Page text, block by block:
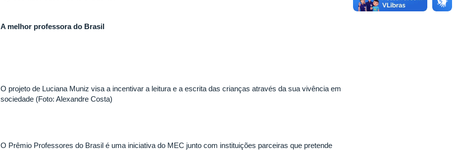
A melhor professora do Brasil
O projeto de Luciana Muniz visa a incentivar a leitura e a escrita das crianças através da sua vivência em
sociedade (Foto: Alexandre Costa)
O Prêmio Professores do Brasil é uma iniciativa do MEC junto com instituições parceiras que pretende